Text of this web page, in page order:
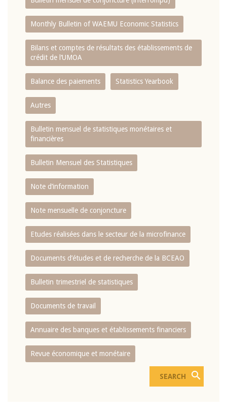
Monthly Bulletin of WAEMU Economic Statistics
Bilans et comptes de résultats des établissements de
crédit de l‘UMOA
Balance des paiements Statistics Yearbook
Autres
Bulletin mensuel de statistiques monétaires et
financières
Bulletin Mensuel des Statistiques
Note d’information
Note mensuelle de conjoncture
Etudes réalisées dans le secteur de la microfinance
Documents d’études et de recherche de la BCEAO
Bulletin trimestriel de statistiques
Documents de travail
Annuaire des banques et établissements financiers
Revue économique et monétaire